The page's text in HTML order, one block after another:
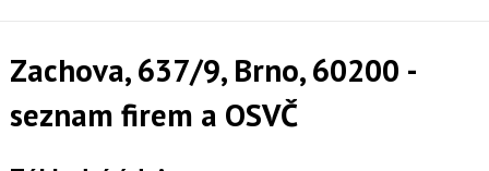
Zachova, 637/9, Brno, 60200 -
seznam firem a OSVČ